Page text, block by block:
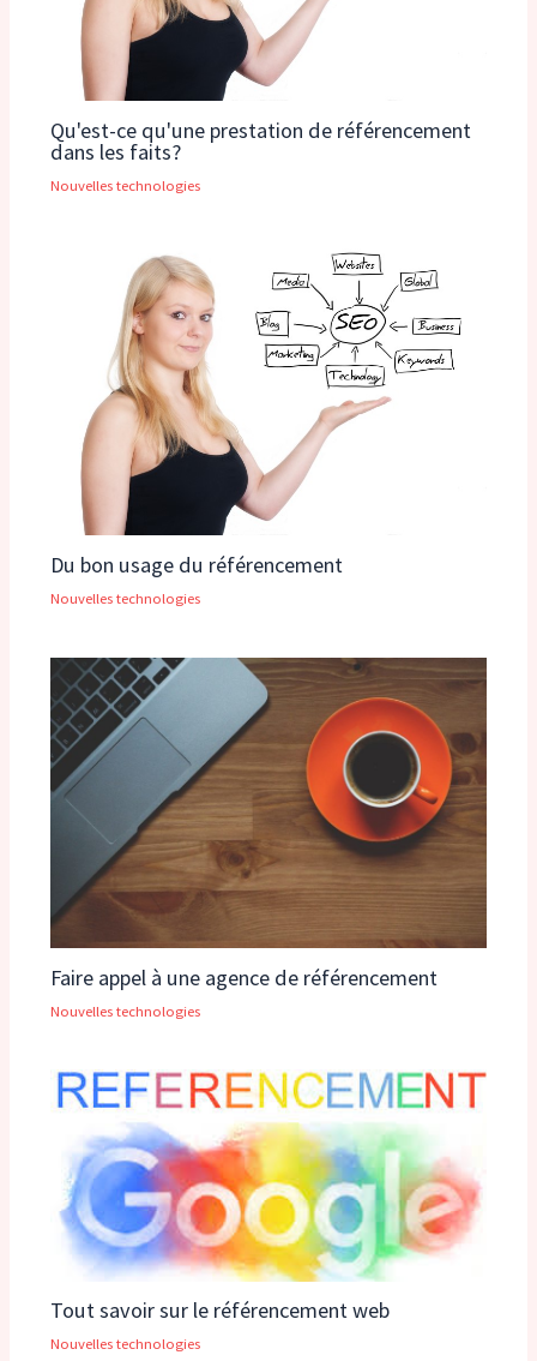
Qu'est-ce qu'une prestation de référencement
dans les faits?
Nouvelles technologies
Du bon usage du référencement
Nouvelles technologies
Faire appel à une agence de référencement
Nouvelles technologies
Tout savoir sur le référencement web
Nouvelles technologies